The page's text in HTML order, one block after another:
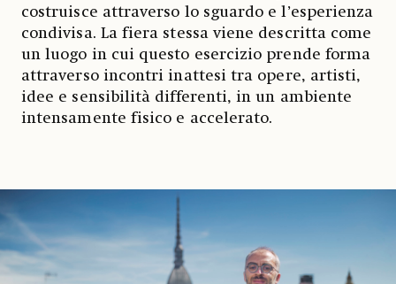
costruisce attraverso lo sguardo e l’esperienza
condivisa. La fiera stessa viene descritta come
un luogo in cui questo esercizio prende forma
attraverso incontri inattesi tra opere, artisti,
idee e sensibilità differenti, in un ambiente
intensamente fisico e accelerato.